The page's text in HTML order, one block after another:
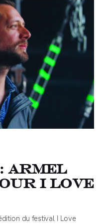
Armel
I love
du festival I Love